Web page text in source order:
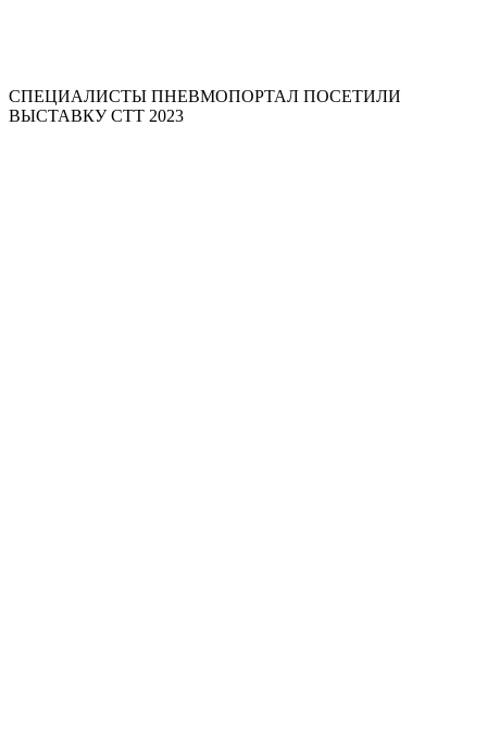
СПЕЦИАЛИСТЫ ПНЕВМОПОРТАЛ ПОСЕТИЛИ
ВЫСТАВКУ СТТ 2023